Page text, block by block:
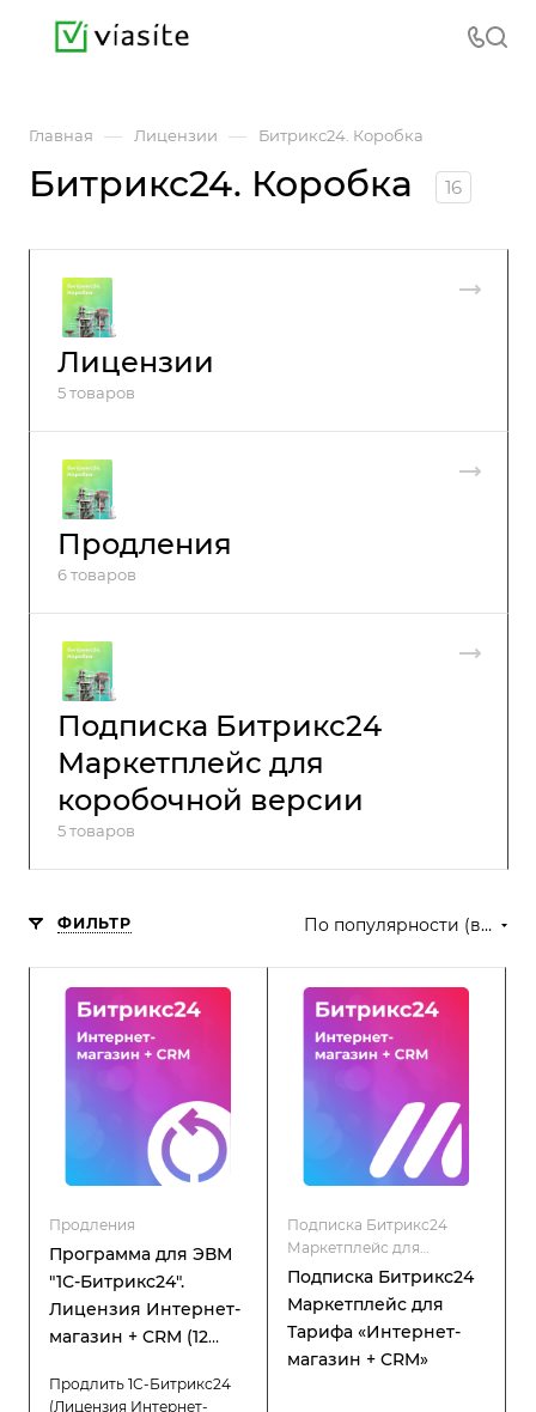
Главная — Лицензии — Битрикс24. Коробка
Битрикс24. Коробка 16
Лицензии
5 товаров
Продления
6 товаров
Подписка Битрикс24
Маркетплейс для
коробочной версии
5 товаров
ФИЛЬТР По популярности (возрастание)
Продления
Программа для ЭВМ
"1С-Битрикс24".
Лицензия Интернет-
магазин + CRM (12
Продлить 1С-Битрикс24
(Лицензия Интернет-
Подписка Битрикс24
Маркетплейс для
коробочной версии
Подписка Битрикс24
Маркетплейс для
Тарифа «Интернет-
магазин + CRM»